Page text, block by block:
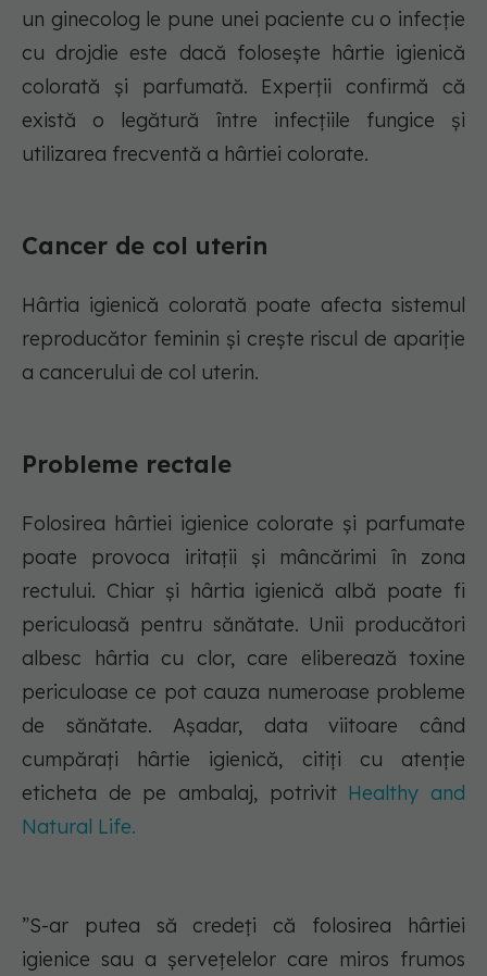
un ginecolog le pune unei paciente cu o infecție
cu drojdie este dacă folosește hârtie igienică
colorată și parfumată. Experții confirmă că
există o legătură între infecțiile fungice și
utilizarea frecventă a hârtiei colorate.
Cancer de col uterin
Hârtia igienică colorată poate afecta sistemul
reproducător feminin și crește riscul de apariție
a cancerului de col uterin.
Probleme rectale
Folosirea hârtiei igienice colorate și parfumate
poate provoca iritații și mâncărimi în zona
rectului. Chiar și hârtia igienică albă poate fi
periculoasă pentru sănătate. Unii producători
albesc hârtia cu clor, care eliberează toxine
periculoase ce pot cauza numeroase probleme
de sănătate. Așadar, data viitoare când
cumpărați hârtie igienică, citiți cu atenție
eticheta de pe ambalaj, potrivit Healthy and
Natural Life.
”S-ar putea să credeți că folosirea hârtiei
igienice sau a șervețelelor care miros frumos